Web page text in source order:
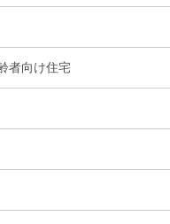
者向け住宅